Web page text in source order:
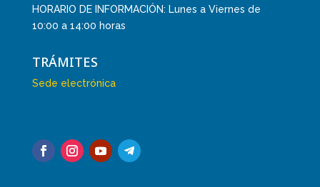
HORARIO DE INFORMACIÓN: Lunes a Viernes de
10:00 a 14:00 horas
TRÁMITES
Sede electrónica